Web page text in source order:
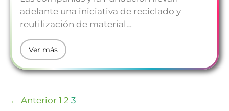
adelante una iniciativa de reciclado y
reutilización de material…
Ver más
← Anterior 1 2 3